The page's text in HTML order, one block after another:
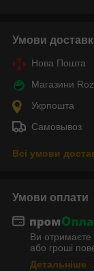
Умови
Нова Пошта
Магазини
Укрпошта
Самовывоз
Всі умови
Умови оплати
Ви
або гроші
Детальніше